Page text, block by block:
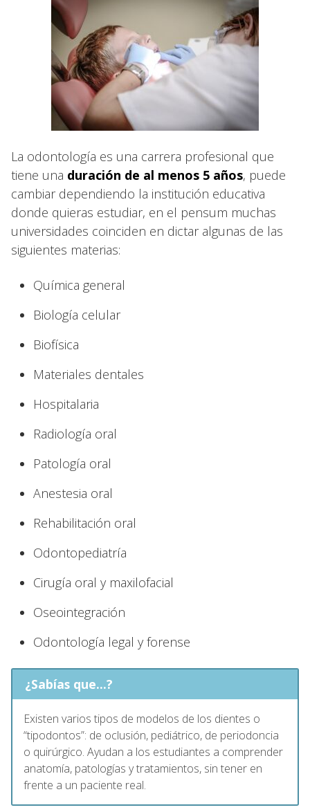
La odontología es una carrera profesional que
tiene una duración de al menos 5 años, puede
cambiar dependiendo la institución educativa
donde quieras estudiar, en el pensum muchas
universidades coinciden en dictar algunas de las
siguientes materias:
Química general
Biología celular
Biofísica
Materiales dentales
Hospitalaria
Radiología oral
Patología oral
Anestesia oral
Rehabilitación oral
Odontopediatría
Cirugía oral y maxilofacial
Oseointegración
Odontología legal y forense
¿Sabías que...?
Existen varios tipos de modelos de los dientes o
“tipodontos”: de oclusión, pediátrico, de periodoncia
o quirúrgico. Ayudan a los estudiantes a comprender
anatomía, patologías y tratamientos, sin tener en
frente a un paciente real.